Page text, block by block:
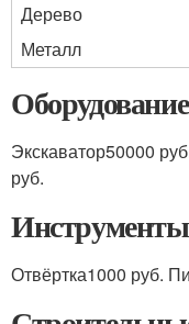
Дерево
Металл
Экскаватор50000
руб.
Отвёртка1000 руб.